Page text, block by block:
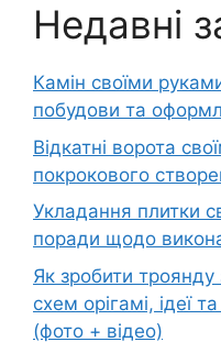
Недавні
Камін своїми
побудови та
Відкатні ворота
покрокового
Укладання плитки
поради щодо
Як зробити
схем орігамі, ідеї
(фото + відео)